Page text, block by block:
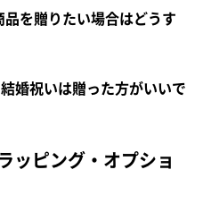
を贈りたい場合はどうす
婚祝いは贈った方がいいで
ッピング・オプショ